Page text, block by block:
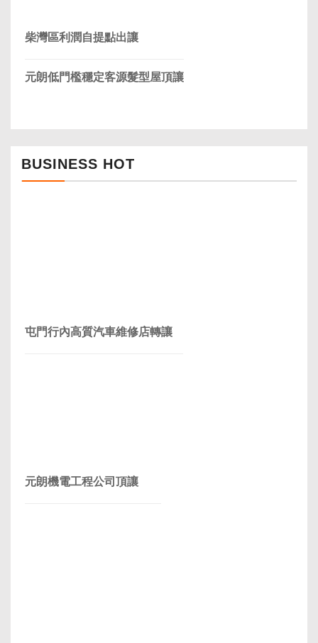
柴灣區利潤自提點出讓
元朗低門檻穩定客源髮型屋頂讓
BUSINESS HOT
屯門行內高質汽車維修店轉讓
元朗機電工程公司頂讓